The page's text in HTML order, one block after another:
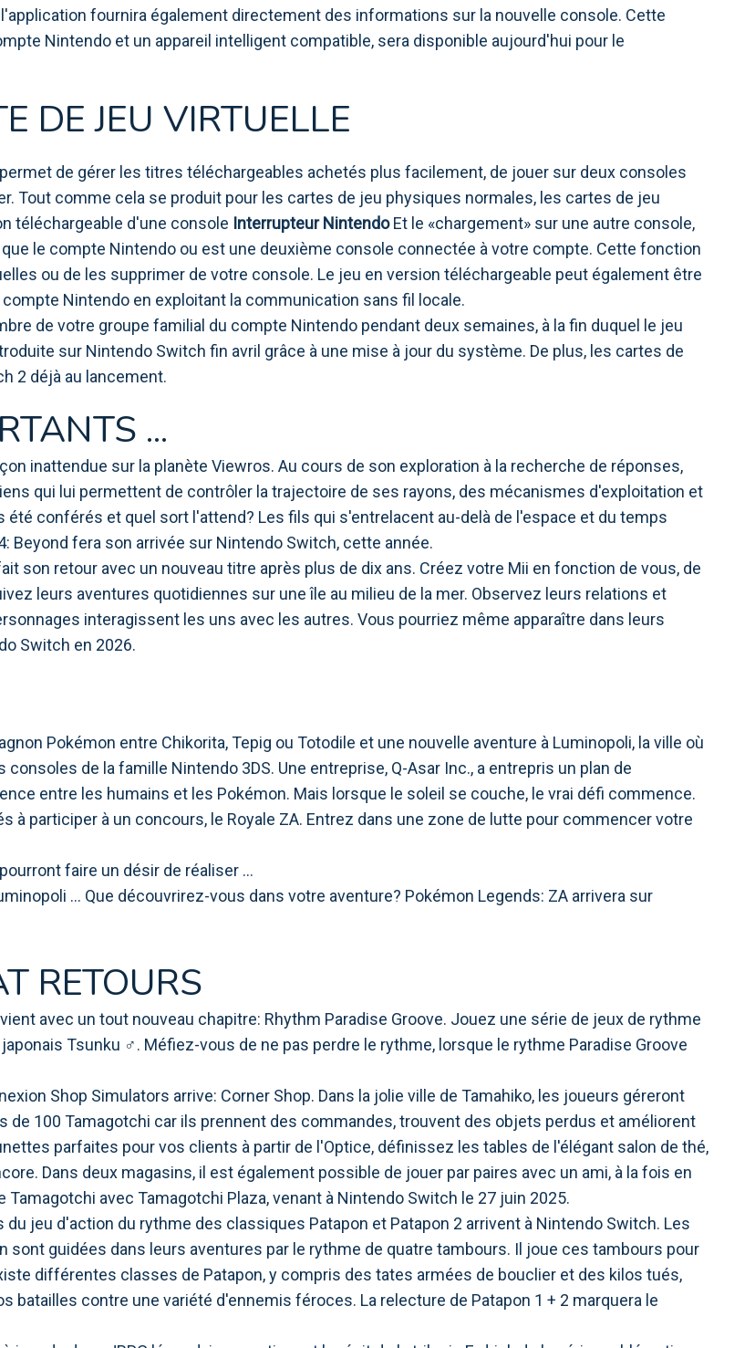
l'application fournira également directement des informations sur la nouvelle console. Cette
Nintendo et un appareil intelligent compatible, sera disponible aujourd'hui pour le
DE JEU VIRTUELLE
de gérer les titres téléchargeables achetés plus facilement, de jouer sur deux consoles
Tout comme cela se produit pour les cartes de jeu physiques normales, les cartes de jeu
téléchargeable d'une console Interrupteur NintendoEt le «chargement» sur une autre console,
le compte Nintendo ou est une deuxième console connectée à votre compte. Cette fonction
ou de les supprimer de votre console. Le jeu en version téléchargeable peut également être
Nintendo en exploitant la communication sans fil locale.
de votre groupe familial du compte Nintendo pendant deux semaines, à la fin duquel le jeu
sur Nintendo Switch fin avril grâce à une mise à jour du système. De plus, les cartes de
2 déjà au lancement.
...
inattendue sur la planète Viewros. Au cours de son exploration à la recherche de réponses,
qui lui permettent de contrôler la trajectoire de ses rayons, des mécanismes d'exploitation et
conférés et quel sort l'attend? Les fils qui s'entrelacent au-delà de l'espace et du temps
fera son arrivée sur Nintendo Switch, cette année.
son retour avec un nouveau titre après plus de dix ans. Créez votre Mii en fonction de vous, de
leurs aventures quotidiennes sur une île au milieu de la mer. Observez leurs relations et
interagissent les uns avec les autres. Vous pourriez même apparaître dans leurs
Switch en 2026.
Pokémon entre Chikorita, Tepig ou Totodile et une nouvelle aventure à Luminopoli, la ville où
de la famille Nintendo 3DS. Une entreprise, Q-Asar Inc., a entrepris un plan de
entre les humains et les Pokémon. Mais lorsque le soleil se couche, le vrai défi commence.
à participer à un concours, le Royale ZA. Entrez dans une zone de lutte pour commencer votre
faire un désir de réaliser ...
... Que découvrirez-vous dans votre aventure? Pokémon Legends: ZA arrivera sur
RETOURS
avec un tout nouveau chapitre: Rhythm Paradise Groove. Jouez une série de jeux de rythme
Tsunku ♂. Méfiez-vous de ne pas perdre le rythme, lorsque le rythme Paradise Groove
Shop Simulators arrive: Corner Shop. Dans la jolie ville de Tamahiko, les joueurs géreront
100 Tamagotchi car ils prennent des commandes, trouvent des objets perdus et améliorent
parfaites pour vos clients à partir de l'Optice, définissez les tables de l'élégant salon de thé,
Dans deux magasins, il est également possible de jouer par paires avec un ami, à la fois en
avec Tamagotchi Plaza, venant à Nintendo Switch le 27 juin 2025.
jeu d'action du rythme des classiques Patapon et Patapon 2 arrivent à Nintendo Switch. Les
guidées dans leurs aventures par le rythme de quatre tambours. Il joue ces tambours pour
différentes classes de Patapon, y compris des tates armées de bouclier et des kilos tués,
contre une variété d'ennemis féroces. La relecture de Patapon 1 + 2 marquera le